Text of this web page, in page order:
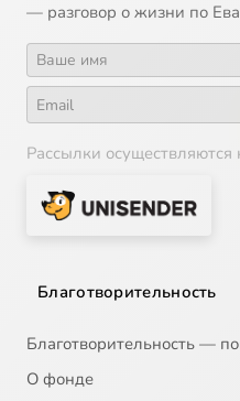
— разговор о жизни по
Рассылки
Благотворительность
Благотворительность —
О фонде